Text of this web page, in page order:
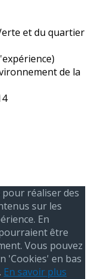
et du quartier
de la
réaliser des
sur les
En
être
Vous pouvez
'Cookies' en bas
En savoir plus